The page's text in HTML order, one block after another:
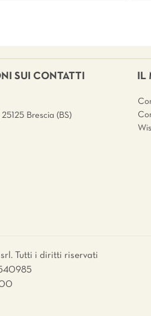
SUI CONTATTI
Brescia (BS)
Tutti i diritti riservati